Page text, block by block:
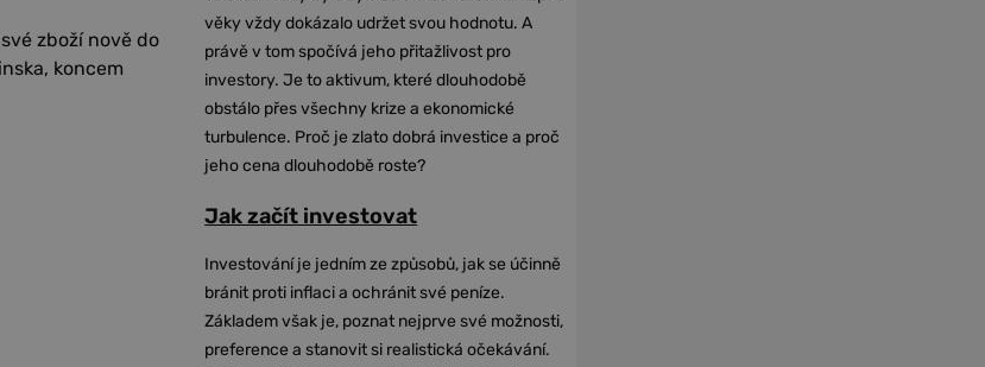
zboží nově do
koncem
věky vždy dokázalo udržet svou hodnotu. A
právě v tom spočívá jeho přitažlivost pro
investory. Je to aktivum, které dlouhodobě
obstálo přes všechny krize a ekonomické
turbulence. Proč je zlato dobrá investice a proč
jeho cena dlouhodobě roste?
Jak začít investovat
Investování je jedním ze způsobů, jak se účinně
bránit proti inflaci a ochránit své peníze.
Základem však je, poznat nejprve své možnosti,
preference a stanovit si realistická očekávání.